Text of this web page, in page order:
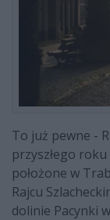
To już pewne -
przyszłego
położone w
Rajcu
dolinie Pacynki